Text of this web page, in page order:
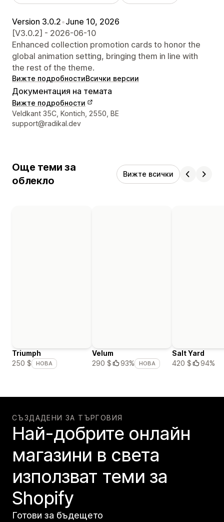
Version 3.0.2•June 10, 2026
[V3.0.2] - 2026-06-10
Enhanced collection promotion cards to honor the
global animation setting, bringing them in line with
the rest of the theme.
Вижте подробностиВсички версии
Документация на темата
Вижте подробности
Данни за връзка с дизайнера
Veldkant 35C, Kontich, 2550, BE
support@radikal.dev
Още теми за
облекло
Вижте всички
Triumph
250 $
НОВА
Velum
290 $
93% НОВА
Salt Yard
420 $
94%
СЪЗДАДЕНИ ЗА ТЪРГОВИЯ
Най-добрите онлайн
магазини в света
използват теми за
Shopify
Готови за бъдещето